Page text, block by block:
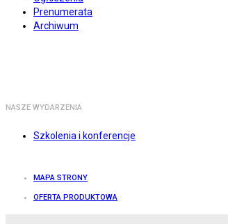
Prenumerata
Archiwum
NASZE WYDARZENIA
Szkolenia i konferencje
MAPA STRONY
OFERTA PRODUKTOWA